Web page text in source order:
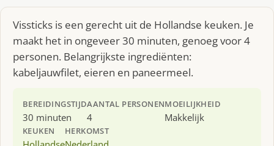
Vissticks is een gerecht uit de Hollandse keuken. Je
maakt het in ongeveer 30 minuten, genoeg voor 4
personen. Belangrijkste ingrediënten:
kabeljauwfilet, eieren en paneermeel.
BEREIDINGSTIJD
30 minuten
AANTAL PERSONEN
4
MOEILIJKHEID
Makkelijk
KEUKEN HERKOMST